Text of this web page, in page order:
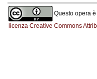
Questo opera
licenza Creative Commons